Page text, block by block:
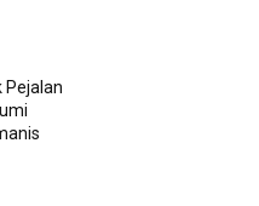
Pejalan